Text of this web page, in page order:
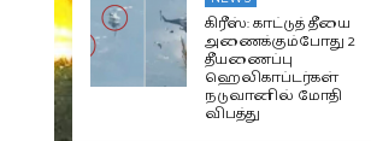
கிரீஸ்: காட்டுத் தீயை
அணைக்கும்போது 2
தீயணைப்பு
ஹெலிகாப்டர்கள்
நடுவானில் மோதி
விபத்து